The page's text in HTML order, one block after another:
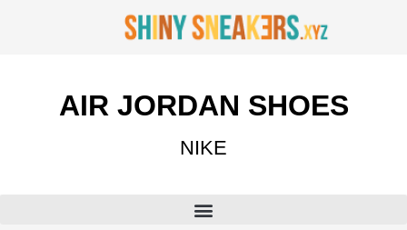
AIR JORDAN SHOES
NIKE